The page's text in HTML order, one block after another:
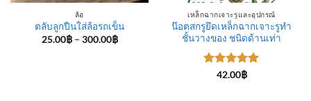
ล้อ
ตลับลูกปืนใส่ล้อรถเข็น
25.00฿ – 300.00฿Price
เหล็กฉากเจาะรูและอุปกรณ์
น๊อตสกรูยึดเหล็กฉากเจาะรูทำ
ชั้นวางของ ชนิดด้านเท่า
ให้คะแนน
42.00฿